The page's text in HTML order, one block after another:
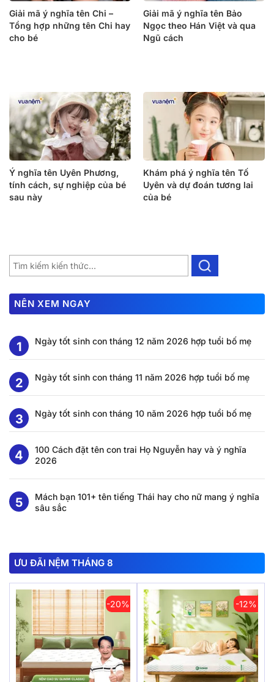
Giải mã ý nghĩa tên Chi –
Tổng hợp những tên Chi hay
cho bé
Giải mã ý nghĩa tên Bảo
Ngọc theo Hán Việt và qua
Ngũ cách
Ý nghĩa tên Uyên Phương,
tính cách, sự nghiệp của bé
sau này
Khám phá ý nghĩa tên Tố
Uyên và dự đoán tương lai
của bé
NÊN XEM NGAY
Ngày tốt sinh con tháng 12 năm 2026 hợp tuổi bố mẹ
Ngày tốt sinh con tháng 11 năm 2026 hợp tuổi bố mẹ
Ngày tốt sinh con tháng 10 năm 2026 hợp tuổi bố mẹ
100 Cách đặt tên con trai Họ Nguyễn hay và ý nghĩa
2026
Mách bạn 101+ tên tiếng Thái hay cho nữ mang ý nghĩa
sâu sắc
ƯU ĐÃI NỆM THÁNG 8
-20% -12%